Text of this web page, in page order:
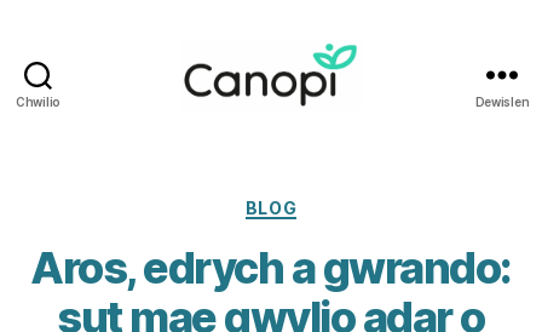
Chwilio
Iechyd
Cymru
Dewislen
Categorïau
BLOG
Aros, edrych a gwrando:
sut mae gwylio adar o